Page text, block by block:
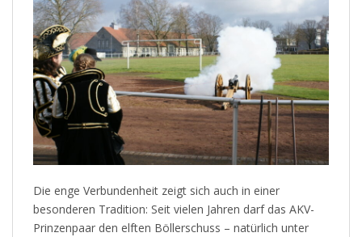
Die enge Verbundenheit zeigt sich auch in einer
besonderen Tradition: Seit vielen Jahren darf das AKV-
Prinzenpaar den elften Böllerschuss – natürlich unter